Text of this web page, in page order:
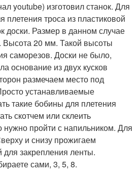
youtube) изготовил станок. Для
плетения троса из пластиковой
доски. Размер в данном случае
Высота 20 мм. Такой высоты
саморезов. Доски не было,
основание из двух кусков
размечаем место под
устанавливаемые
такие бобины для плетения
скотчем или склеить
нужно пройти с напильником. Для
и снизу прожигаем
для закрепления ленты.
сами, 3, 5, 8.